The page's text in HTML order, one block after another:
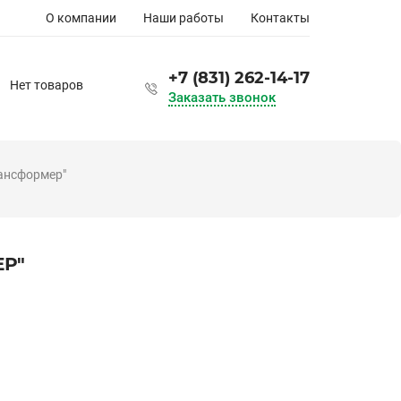
Основная
О компании Наши работы Контакты
Нет товаров +7 (831) 262-14-17
Заказать звонок